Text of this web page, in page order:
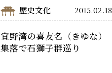
歴史文化 2015.02.18
宜野湾の喜友名（きゆな）
集落で石獅子群巡り